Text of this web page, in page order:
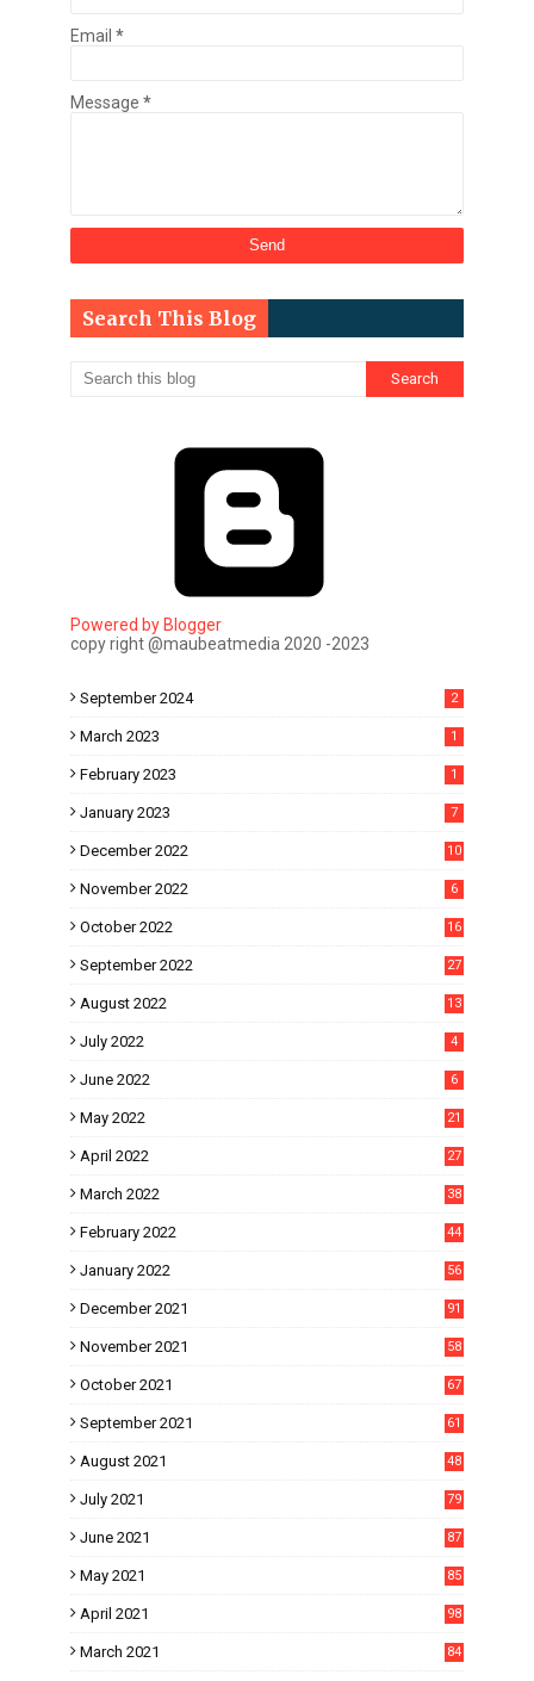
Email *
Message *
Search This Blog
Powered by Blogger
copy right @maubeatmedia 2020 -2023
September 2024 2
March 2023 1
February 2023 1
January 2023 7
December 2022 10
November 2022 6
October 2022 16
September 2022 27
August 2022 13
July 2022 4
June 2022 6
May 2022 21
April 2022 27
March 2022 38
February 2022 44
January 2022 56
December 2021 91
November 2021 58
October 2021 67
September 2021 61
August 2021 48
July 2021 79
June 2021 87
May 2021 85
April 2021 98
March 2021 84